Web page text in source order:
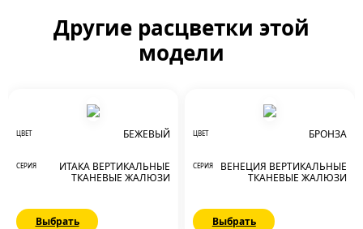
Другие расцветки этой
модели
ЦВЕТ БЕЖЕВЫЙ
СЕРИЯ
ИТАКА ВЕРТИКАЛЬНЫЕ
ТКАНЕВЫЕ ЖАЛЮЗИ
Выбрать
ЦВЕТ БРОНЗА
СЕРИЯ
ВЕНЕЦИЯ ВЕРТИКАЛЬНЫЕ
ТКАНЕВЫЕ ЖАЛЮЗИ
Выбрать